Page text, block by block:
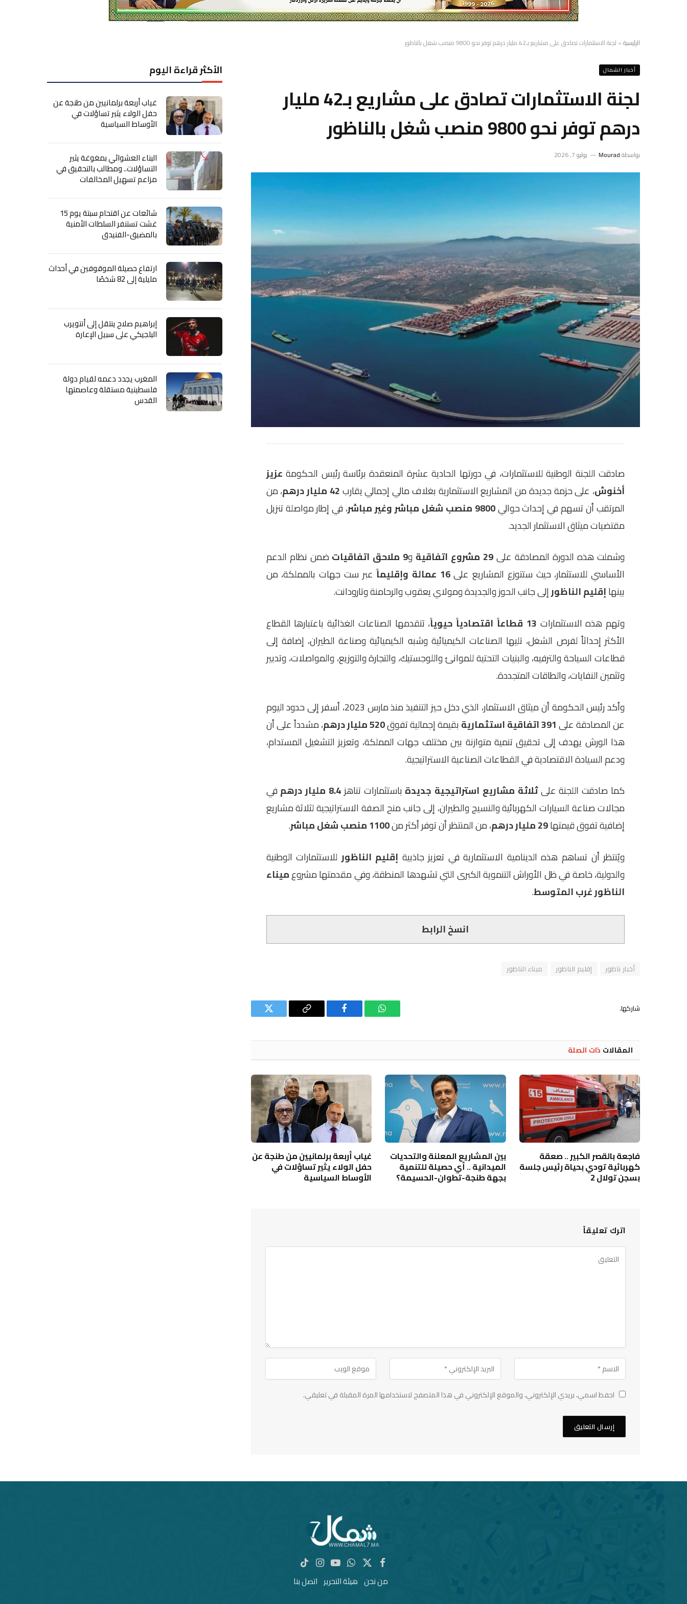
الرئيسية» لجنة الاستثمارات تصادق على مشاريع بـ42 مليار درهم توفر نحو 9800 منصب شغل بالناظور
أخبار الشمال
لجنة الاستثمارات تصادق على مشاريع بـ42 مليار
درهم توفر نحو 9800 منصب شغل بالناظور
بواسطةMourad يوليو 7, 2026
صادقت اللجنة الوطنية للاستثمارات، في دورتها الحادية عشرة المنعقدة برئاسة رئيس الحكومة عزيز
أخنوش، على حزمة جديدة من المشاريع الاستثمارية بغلاف مالي إجمالي يقارب42 مليار درهم
، من
المرتقب أن تسهم في إحداث حوالي9800 منصب شغل مباشر وغير مباشر
، في إطار مواصلة تنزيل
مقتضيات ميثاق الاستثمار الجديد.
وشملت هذه الدورة المصادقة على29 مشروع اتفاقية و9 ملاحق اتفاقيات
ضمن نظام الدعم
الأساسي للاستثمار، حيث ستتوزع المشاريع على16 عمالة وإقليماً
عبر ست جهات بالمملكة، من
بينهاإقليم الناظورإلى جانب الحوز والجديدة ومولاي يعقوب والرحامنة وتارودانت.
وتهم هذه الاستثمارات 13 قطاعاً اقتصادياً حيوياً
، تتقدمها الصناعات الغذائية باعتبارها القطاع
الأكثر إحداثاً لفرص الشغل، تليها الصناعات الكيميائية وشبه الكيميائية وصناعة الطيران، إضافة إلى
قطاعات السياحة والترفيه، والبنيات التحتية للموانئ واللوجستيك، والتجارة والتوزيع، والمواصلات، وتدبير
وتثمين النفايات، والطاقات المتجددة.
وأكد رئيس الحكومة أن ميثاق الاستثمار، الذي دخل حيز التنفيذ منذ مارس 2023، أسفر إلى حدود اليوم
عن المصادقة على391 اتفاقية استثمارية بقيمة إجمالية تفوق520 مليار درهم
، مشدداً على أن
هذا الورش يهدف إلى تحقيق تنمية متوازنة بين مختلف جهات المملكة، وتعزيز التشغيل المستدام،
ودعم السيادة الاقتصادية في القطاعات الصناعية الاستراتيجية.
كما صادقت اللجنة علىثلاثة مشاريع استراتيجية جديدة باستثمارات تناهز8.4 مليار درهم
في
مجالات صناعة السيارات الكهربائية والنسيج والطيران، إلى جانب منح الصفة الاستراتيجية لثلاثة مشاريع
إضافية تفوق قيمتها29 مليار درهم ، من المنتظر أن توفر أكثر من1100 منصب شغل مباشر
.
ويُنتظر أن تساهم هذه الدينامية الاستثمارية في تعزيز جاذبية إقليم الناظورللاستثمارات الوطنية
والدولية، خاصة في ظل الأوراش التنموية الكبرى التي تشهدها المنطقة، وفي مقدمتها مشروعميناء
الناظور غرب المتوسط.
انسخ الرابط
أخبار ناظور إقليم الناظور ميناء الناظور
شاركها.
واتساب فيسبوك
Copy
تويتر
المقالات ذات الصلة
فاجعة بالقصر الكبير .. صعقة
كهربائية تودي بحياة رئيس جلسة
بسجن تولال 2
بين المشاريع المعلنة والتحديات
الميدانية .. أي حصيلة للتنمية
بجهة طنجة-تطوان-الحسيمة؟
غياب أربعة برلمانيين من طنجة عن
حفل الولاء يثير تساؤلات في
الأوساط السياسية
اترك تعليقاً
احفظ اسمي، بريدي الإلكتروني، والموقع الإلكتروني في هذا المتصفح لاستخدامها المرة المقبلة في تعليقي.
الأكثر قراءة اليوم
غياب أربعة برلمانيين من طنجة عن
حفل الولاء يثير تساؤلات في
الأوساط السياسية
البناء العشوائي بمغوغة يثير
التساؤلات.. ومطالب بالتحقيق في
مزاعم تسهيل المخالفات
شائعات عن اقتحام سبتة يوم 15
غشت تستنفر السلطات الأمنية
بالمضيق-الفنيدق
ارتفاع حصيلة الموقوفين في أحداث
مليلية إلى 82 شخصًا
إبراهيم صلاح ينتقل إلى أنتويرب
البلجيكي على سبيل الإعارة
المغرب يجدد دعمه لقيام دولة
فلسطينية مستقلة وعاصمتها
القدس
فيسبوك
X
(Twitter)
واتسابيوتيوبالانستغرامتيكتوك
من نحن هيئة التحرير اتصل بنا